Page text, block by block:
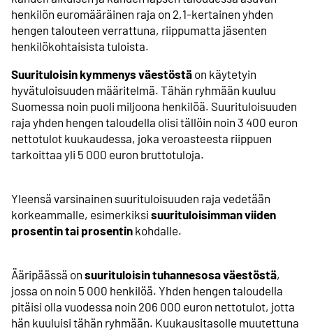
henkilön euromääräinen raja on 2,1-kertainen yhden
hengen talouteen verrattuna, riippumatta jäsenten
henkilökohtaisista tuloista.
Suurituloisin kymmenys väestöstä on käytetyin
hyvätuloisuuden määritelmä. Tähän ryhmään kuuluu
Suomessa noin puoli miljoona henkilöä. Suurituloisuuden
raja yhden hengen taloudella olisi tällöin noin 3 400 euron
nettotulot kuukaudessa, joka veroasteesta riippuen
tarkoittaa yli 5 000 euron bruttotuloja.
Yleensä varsinainen suurituloisuuden raja vedetään
korkeammalle, esimerkiksi suurituloisimman viiden
prosentin tai prosentin kohdalle.
Ääripäässä on suurituloisin tuhannesosa väestöstä,
jossa on noin 5 000 henkilöä. Yhden hengen taloudella
pitäisi olla vuodessa noin 206 000 euron nettotulot, jotta
hän kuuluisi tähän ryhmään. Kuukausitasolle muutettuna